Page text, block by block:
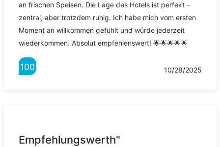
an frischen Speisen. Die Lage des Hotels ist perfekt –
zentral, aber trotzdem ruhig. Ich habe mich vom ersten
Moment an willkommen gefühlt und würde jederzeit
wiederkommen. Absolut empfehlenswert! 🌟🌟🌟🌟🌟
100 10/28/2025
Empfehlungswerth"